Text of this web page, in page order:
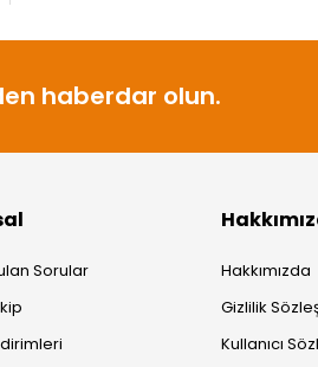
haberdar olun.
Sorular
Hakkımızda
Gizlilik
Kullanıcı